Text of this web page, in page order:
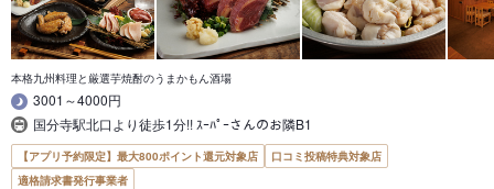
本格九州料理と厳選芋焼酎のうまかもん酒場
3001～4000円
国分寺駅北口より徒歩1分!! ｽｰﾊﾟｰさんのお隣B1
【アプリ予約限定】最大800ポイント還元対象店
口コミ投稿特典対象店
適格請求書発行事業者